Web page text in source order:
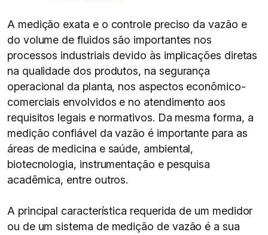
A medição exata e o controle preciso da vazão e
do volume de fluidos são importantes nos
processos industriais devido às implicações diretas
na qualidade dos produtos, na segurança
operacional da planta, nos aspectos econômico-
comerciais envolvidos e no atendimento aos
requisitos legais e normativos. Da mesma forma, a
medição confiável da vazão é importante para as
áreas de medicina e saúde, ambiental,
biotecnologia, instrumentação e pesquisa
acadêmica, entre outros.
A principal característica requerida de um medidor
ou de um sistema de medição de vazão é a sua